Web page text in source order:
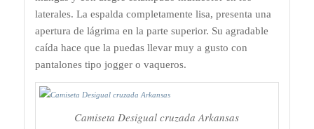
laterales. La espalda completamente lisa, presenta una
apertura de lágrima en la parte superior. Su agradable
caída hace que la puedas llevar muy a gusto con
pantalones tipo jogger o vaqueros.
Camiseta Desigual cruzada Arkansas